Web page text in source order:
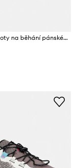
Salomon boty na běhání pánské ULTRA FLOW 2 GTX